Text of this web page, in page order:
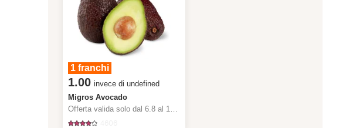
1 franchi
1.00 invece di undefined
Migros Avocado